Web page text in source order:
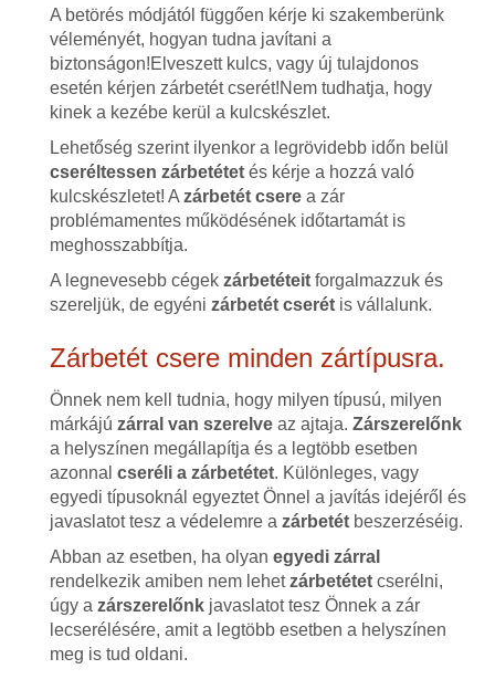
A betörés módjától függően kérje ki szakemberünk
véleményét, hogyan tudna javítani a
biztonságon!Elveszett kulcs, vagy új tulajdonos
esetén kérjen zárbetét cserét!Nem tudhatja, hogy
kinek a kezébe kerül a kulcskészlet.
Lehetőség szerint ilyenkor a legrövidebb időn belül
cseréltessen zárbetétetés kérje a hozzá való
kulcskészletet! A zárbetét cserea zár
problémamentes működésének időtartamát is
meghosszabbítja.
A legnevesebb cégek zárbetéteitforgalmazzuk és
szereljük, de egyéni zárbetét cserétis vállalunk.
Zárbetét csere minden zártípusra.
Önnek nem kell tudnia, hogy milyen típusú, milyen
márkájú zárral van szerelveaz ajtaja. Zárszerelőnk
a helyszínen megállapítja és a legtöbb esetben
azonnal cseréli a zárbetétet. Különleges, vagy
egyedi típusoknál egyeztet Önnel a javítás idejéről és
javaslatot tesz a védelemre a zárbetétbeszerzéséig.
Abban az esetben, ha olyan egyedi zárral
rendelkezik amiben nem lehetzárbetétetcserélni,
úgy a zárszerelőnkjavaslatot tesz Önnek a zár
lecserélésére, amit a legtöbb esetben a helyszínen
meg is tud oldani.